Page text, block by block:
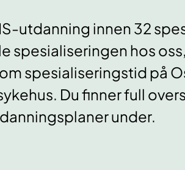
utdanning innen 32
spesialiseringen hos
spesialiseringstid på
Du finner full
under.